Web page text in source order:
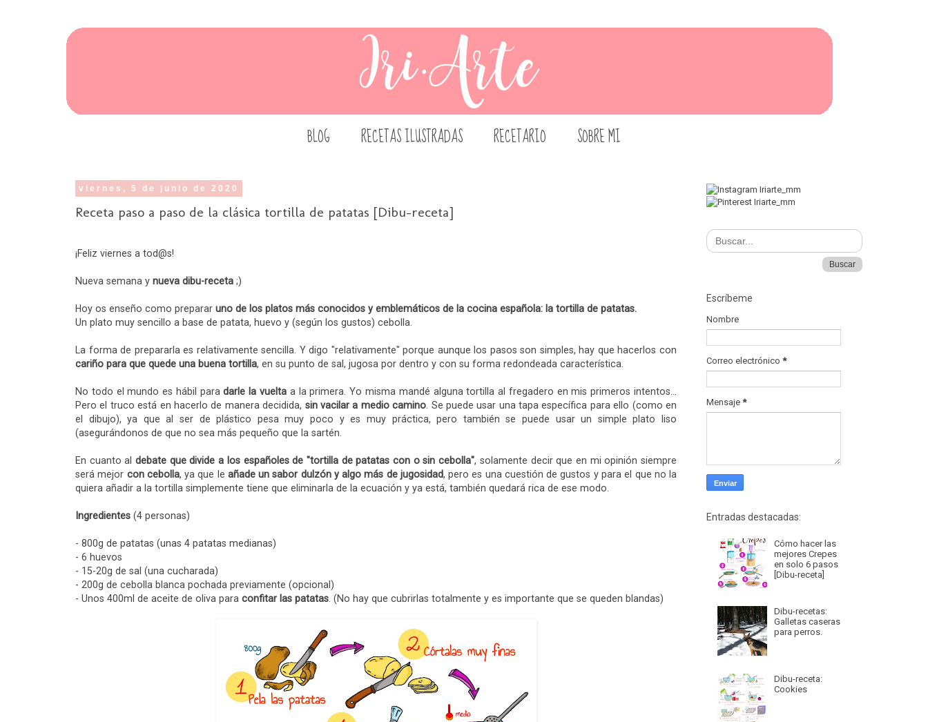
BLOG RECETAS ILUSTRADAS RECETARIO SOBRE MI
viernes, 5 de junio de 2020
Receta paso a paso de la clásica tortilla de patatas [Dibu-receta]
¡Feliz viernes a tod@s!
Nueva semana y nueva dibu-receta ;)
Hoy os enseño como preparar uno de los platos más conocidos y emblemáticos de la cocina española: la tortilla de patatas.
Un plato muy sencillo a base de patata, huevo y (según los gustos) cebolla.
La forma de prepararla es relativamente sencilla. Y digo "relativamente" porque aunque los pasos son simples, hay que hacerlos con
cariño para que quede una buena tortilla, en su punto de sal, jugosa por dentro y con su forma redondeada característica.
No todo el mundo es hábil paradarle la vuelta a la primera. Yo misma mandé alguna tortilla al fregadero en mis primeros intentos...
Pero el truco está en hacerlo de manera decidida, sin vacilar a medio camino . Se puede usar una tapa específica para ello (como en
el dibujo), ya que al ser de plástico pesa muy poco y es muy práctica, pero también se puede usar un simple plato liso
(asegurándonos de que no sea más pequeño que la sartén.
En cuanto aldebate que divide a los españoles de "tortilla de patatas con o sin cebolla", solamente decir que en mi opinión siempre
será mejor con cebolla, ya que le añade un sabor dulzón y algo más de jugosidad, pero es una cuestión de gustos y para el que no la
quiera añadir a la tortilla simplemente tiene que eliminarla de la ecuación y ya está, también quedará rica de ese modo.
Ingredientes (4 personas)
- 800g de patatas (unas 4 patatas medianas)
- 6 huevos
- 15-20g de sal (una cucharada)
- 200g de cebolla blanca pochada previamente (opcional)
- Unos 400ml de aceite de oliva para confitar las patatas . (No hay que cubrirlas totalmente y es importante que se queden blandas)
Escríbeme
Nombre
Correo electrónico *
Mensaje *
Entradas destacadas:
Cómo hacer las
mejores Crepes
en solo 6 pasos
[Dibu-receta]
Dibu-recetas:
Galletas caseras
para perros.
Dibu-receta:
Cookies